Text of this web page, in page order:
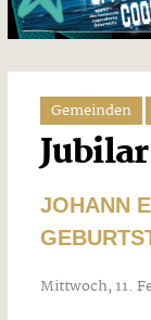
Gemeinden
JOHANN
Mittwoch, 11.